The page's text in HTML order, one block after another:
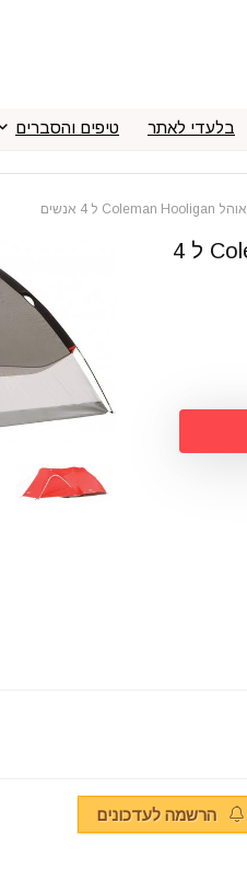
בלעדי לאתר טיפים והסברים
אוהל Coleman Hooligan ל 4 אנשים
אוהל Coleman Hooligan ל 4
הרשמה לעדכונים